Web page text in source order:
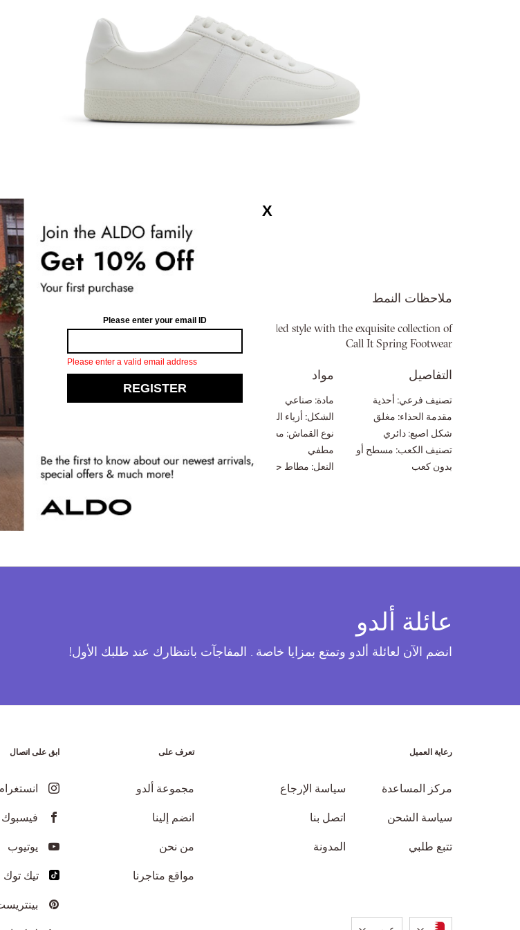
بداية
الصور
ملاحظات النمط
Elevate your fashion game by stepping into unparalleled style with the exquisite collection of
Call It Spring Footwear
التفاصيل
تصنيف فرعي: أحذية
مقدمة الحذاء: مغلق
شكل اصبع: دائري
تصنيف الكعب: مسطح أو
بدون كعب
مواد
مادة: صناعي
الشكل: أزياء الرياضيين
نوع القماش: مختلط
مطفي
النعل: مطاط حراري
قياسات
الطول: 31 سم
العرض: 12 سم
عائلة ألدو
انضم الآن لعائلة ألدو وتمتع بمزايا خاصة . المفاجآت بانتظارك عند طلبك الأول!
رعاية العميل
مركز المساعدة
سياسة الإرجاع
سياسة الشحن
اتصل بنا
تتبع طلبي
المدونة
تعرف على
مجموعة ألدو
انضم إلينا
من نحن
مواقع متاجرنا
ابق على اتصال
فيسبوك
يوتيوب
تيك توك
لغة